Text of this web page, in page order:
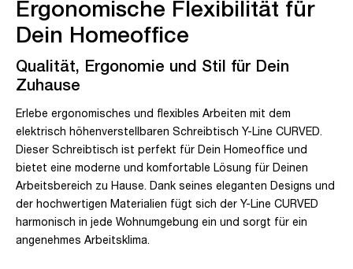
Ergonomische Flexibilität für
Dein Homeoffice
Qualität, Ergonomie und Stil für Dein
Zuhause
Erlebe ergonomisches und flexibles Arbeiten mit dem
elektrisch höhenverstellbaren Schreibtisch Y-Line CURVED.
Dieser Schreibtisch ist perfekt für Dein Homeoffice und
bietet eine moderne und komfortable Lösung für Deinen
Arbeitsbereich zu Hause. Dank seines eleganten Designs und
der hochwertigen Materialien fügt sich der Y-Line CURVED
harmonisch in jede Wohnumgebung ein und sorgt für ein
angenehmes Arbeitsklima.